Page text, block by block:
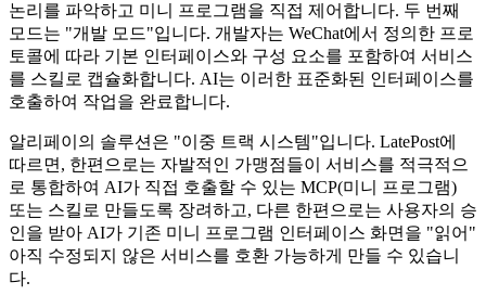
논리를 파악하고 미니 프로그램을 직접 제어합니다. 두 번째
모드는 "개발 모드"입니다. 개발자는 WeChat에서 정의한 프로
토콜에 따라 기본 인터페이스와 구성 요소를 포함하여 서비스
를 스킬로 캡슐화합니다. AI는 이러한 표준화된 인터페이스를
호출하여 작업을 완료합니다.
알리페이의 솔루션은 "이중 트랙 시스템"입니다. LatePost에
따르면, 한편으로는 자발적인 가맹점들이 서비스를 적극적으
로 통합하여 AI가 직접 호출할 수 있는 MCP(미니 프로그램)
또는 스킬로 만들도록 장려하고, 다른 한편으로는 사용자의 승
인을 받아 AI가 기존 미니 프로그램 인터페이스 화면을 "읽어"
아직 수정되지 않은 서비스를 호환 가능하게 만들 수 있습니
다.